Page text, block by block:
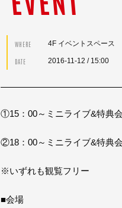
WHERE 4F イベントスペース
DATE 2016-11-12 / 15:00
①15：00～ミニライブ&特典会
②18：00～ミニライブ&特典
※いずれも観覧フリー
■会場